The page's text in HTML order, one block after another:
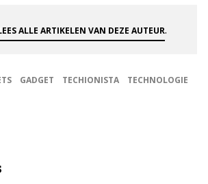
ALLE ARTIKELEN VAN DEZE AUTEUR.
GADGET TECHIONISTA TECHNOLOGIE